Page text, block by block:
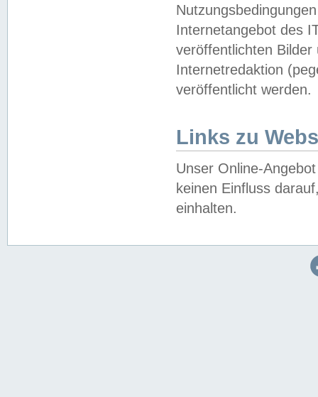
Internetangebot des
veröffentlichten
Internetredaktion
veröffentlicht werden.
Links zu
Unser Online-
keinen Einfluss
einhalten.